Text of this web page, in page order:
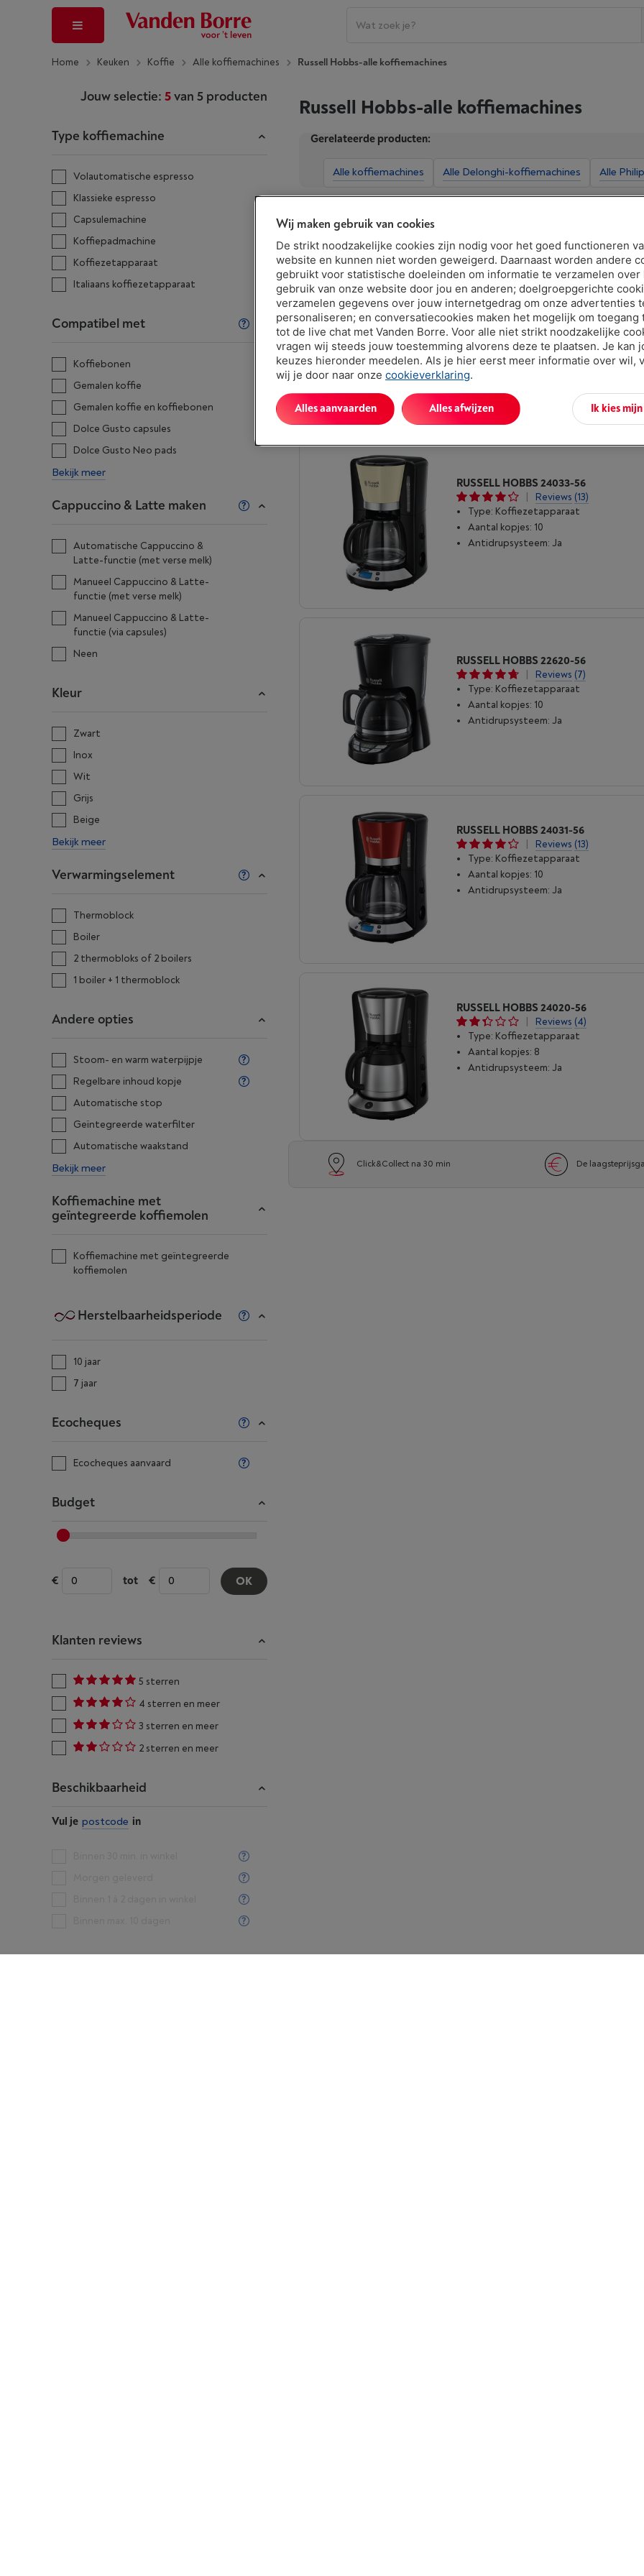
Home Keuken Koffie Alle koffiemachines Russell Hobbs-alle koffiemachines
Jouw selectie: 5van 5 producten
Type koffiemachine
Volautomatische espresso
Klassieke espresso
Capsulemachine
Koffiepadmachine
Koffiezetapparaat
Italiaans koffiezetapparaat
Compatibel met
Koffiebonen
Gemalen koffie
Gemalen koffie en koffiebonen
Dolce Gusto capsules
Dolce Gusto Neo pads
Bekijk meer
Cappuccino & Latte maken
Automatische Cappuccino &
Latte-functie (met verse melk)
Manueel Cappuccino & Latte-
functie (met verse melk)
Manueel Cappuccino & Latte-
functie (via capsules)
Neen
Kleur
Zwart
Inox
Wit
Grijs
Beige
Bekijk meer
Verwarmingselement
Thermoblock
Boiler
2 thermobloks of 2 boilers
1 boiler + 1 thermoblock
Andere opties
Stoom- en warm waterpijpje
Regelbare inhoud kopje
Automatische stop
Geïntegreerde waterfilter
Automatische waakstand
Bekijk meer
Koffiemachine met
geïntegreerde koffiemolen
Koffiemachine met geïntegreerde
koffiemolen
Herstelbaarheidsperiode
10 jaar
7 jaar
Ecocheques
Ecocheques aanvaard
Budget
tot OK
Klanten reviews
5 sterren
4 sterren en meer
3 sterren en meer
2 sterren en meer
Beschikbaarheid
Vul je postcode in
Russell Hobbs-alle koffiemachines
Gerelateerde producten:
Alle koffiemachines Alle Delonghi-koffiemachines Alle
Extra kenmerken tonen
Click&Collect na 30 min De
| Reviews(24)
Type: Koffiezetapparaat
Aantal kopjes: 10
Antidrupsysteem: Ja
RUSSELL HOBBS 24033-56
Reviews (13)
Type: Koffiezetapparaat
Aantal kopjes: 10
Antidrupsysteem: Ja
RUSSELL HOBBS 22620-56
Reviews (7)
Type: Koffiezetapparaat
Aantal kopjes: 10
Antidrupsysteem: Ja
RUSSELL HOBBS 24031-56
|
Reviews (13)
Type: Koffiezetapparaat
Aantal kopjes: 10
Antidrupsysteem: Ja
RUSSELL HOBBS 24020-56
|
Reviews (4)
Type: Koffiezetapparaat
Aantal kopjes: 8
Antidrupsysteem: Ja
Wij maken gebruik van cookies
De strikt noodzakelijke cookies zijn nodig voor het goed functioneren
website en kunnen niet worden geweigerd. Daarnaast worden andere
gebruikt voor statistische doeleinden om informatie te verzamelen over
gebruik van onze website door jou en anderen; doelgroepgerichte
verzamelen gegevens over jouw internetgedrag om onze advertenties
personaliseren; en conversatiecookies maken het mogelijk om toegang
tot de live chat met Vanden Borre. Voor alle niet strikt noodzakelijke
vragen wij steeds jouw toestemming alvorens deze te plaatsen. Je kan
keuzes hieronder meedelen. Als je hier eerst meer informatie over wil,
wij je door naar onze cookieverklaring.
Ik kies
Alles afwijzen
Alles aanvaarden